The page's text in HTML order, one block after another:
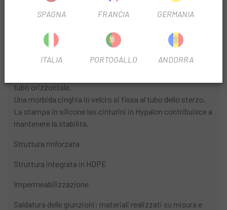
Configurazione dello spazio di archiviazione: scomparto
principale con interno facile da pulire.
Sistema di chiusura: cerniera impermeabile
Sistema di fissaggio:
tubo orizzontale.
Una morbida cinghia in velcro si fissa al tubo dello sterzo.
La stampa in silicone las cinturini in Hypalon contribuisce a
mantenere la stabilità.
Struttura rinforzata
Struttura integrata in HDPE
Impermeabilizzazione
Saldatura delle giunzioni: materiali realizzati su misura e
SPAGNA FRANCIA GERMANIA
ITALIA PORTOGALLO ANDORRA